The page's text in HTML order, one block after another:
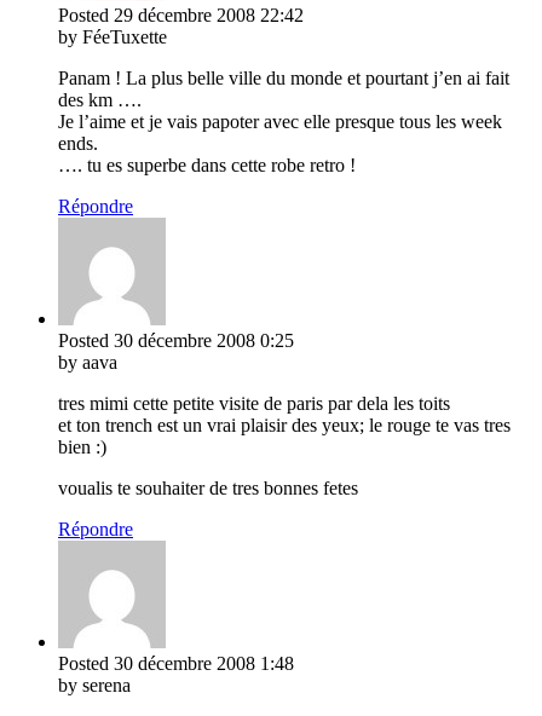
Posted 29 décembre 2008 22:42
by FéeTuxette
Panam ! La plus belle ville du monde et pourtant j’en ai fait
des km ….
Je l’aime et je vais papoter avec elle presque tous les week
ends.
…. tu es superbe dans cette robe retro !
Répondre
Posted 30 décembre 2008 0:25
by aava
tres mimi cette petite visite de paris par dela les toits
et ton trench est un vrai plaisir des yeux; le rouge te vas tres
bien :)
voualis te souhaiter de tres bonnes fetes
Répondre
Posted 30 décembre 2008 1:48
by serena